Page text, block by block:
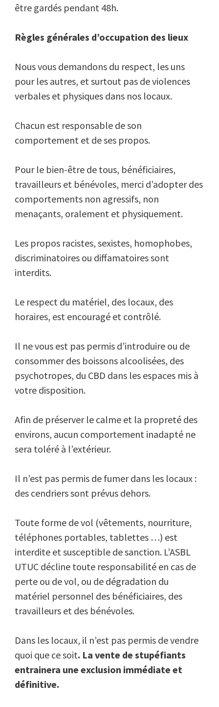
être gardés pendant 48h.
Règles générales d’occupation des lieux
Nous vous demandons du respect, les uns
pour les autres, et surtout pas de violences
verbales et physiques dans nos locaux.
Chacun est responsable de son
comportement et de ses propos.
Pour le bien-être de tous, bénéficiaires,
travailleurs et bénévoles, merci d’adopter des
comportements non agressifs, non
menaçants, oralement et physiquement.
Les propos racistes, sexistes, homophobes,
discriminatoires ou diffamatoires sont
interdits.
Le respect du matériel, des locaux, des
horaires, est encouragé et contrôlé.
Il ne vous est pas permis d’introduire ou de
consommer des boissons alcoolisées, des
psychotropes, du CBD dans les espaces mis à
votre disposition.
Afin de préserver le calme et la propreté des
environs, aucun comportement inadapté ne
sera toléré à l’extérieur.
Il n’est pas permis de fumer dans les locaux :
des cendriers sont prévus dehors.
Toute forme de vol (vêtements, nourriture,
téléphones portables, tablettes …) est
interdite et susceptible de sanction. L’ASBL
UTUC décline toute responsabilité en cas de
perte ou de vol, ou de dégradation du
matériel personnel des bénéficiaires, des
travailleurs et des bénévoles.
Dans les locaux, il n’est pas permis de vendre
quoi que ce soit. La vente de stupéfiants
entrainera une exclusion immédiate et
définitive.